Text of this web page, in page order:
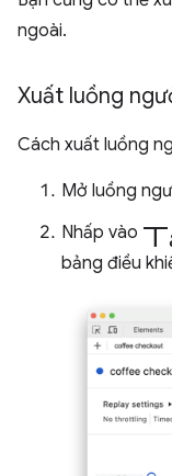
ngoài.
Xuất luồng
Cách xuất luồng
Mở luồng
Nhấp vào
bảng điều